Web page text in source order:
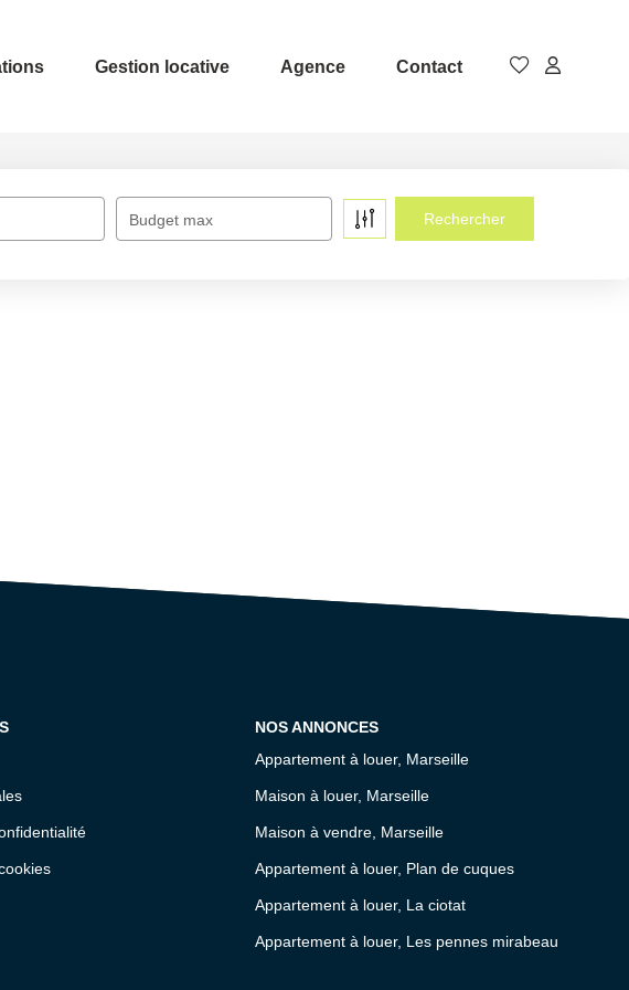
Gestion locative Agence Contact
Budget max
NOS ANNONCES
Appartement à louer, Marseille
Maison à louer, Marseille
Maison à vendre, Marseille
Appartement à louer, Plan de cuques
Appartement à louer, La ciotat
Appartement à louer, Les pennes mirabeau